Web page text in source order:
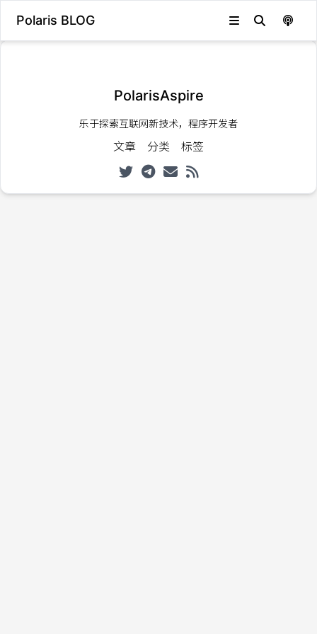
Polaris BLOG
PolarisAspire
乐于探索互联网新技术，程序开发者
文章 分类 标签